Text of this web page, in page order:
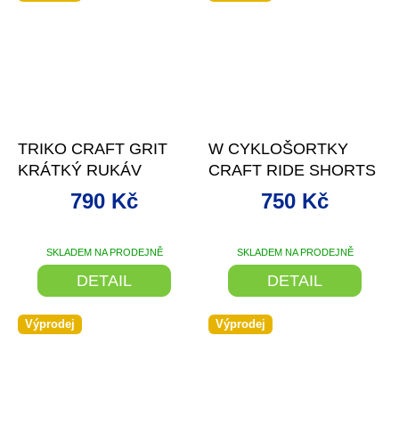
TRIKO CRAFT GRIT
KRÁTKÝ RUKÁV
SKLADEM NA PRODEJNĚ
790 Kč
DETAIL
W CYKLOŠORTKY
CRAFT RIDE SHORTS
SKLADEM NA PRODEJNĚ
750 Kč
DETAIL
Výprodej Výprodej